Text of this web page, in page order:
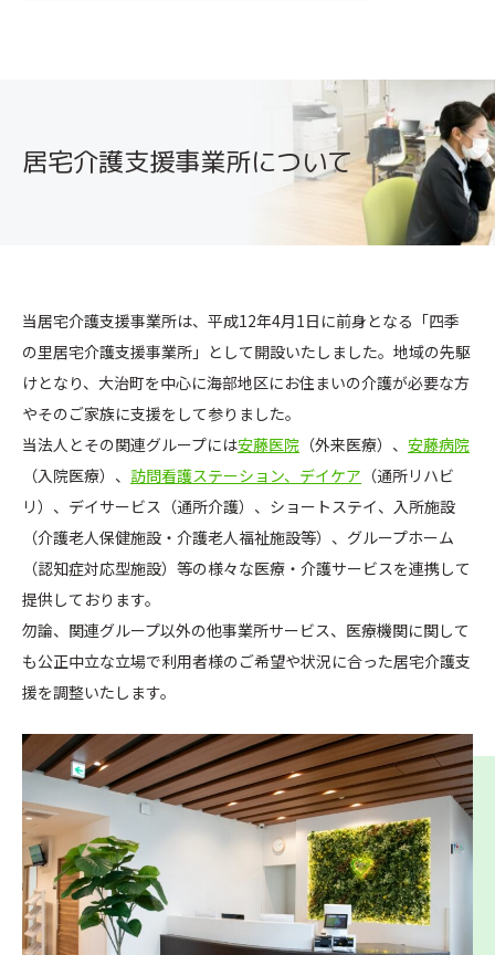
居宅介護支援事業所について
当居宅介護支援事業所は、平成12年4月1日に前身となる「四季
の里居宅介護支援事業所」として開設いたしました。地域の先駆
けとなり、大治町を中心に海部地区にお住まいの介護が必要な方
やそのご家族に支援をして参りました。
当法人とその関連グループには安藤医院 （外来医療）、 安藤病院
（入院医療）、 訪問看護ステーション、デイケア （通所リハビ
リ）、デイサービス（通所介護）、ショートステイ、入所施設
（介護老人保健施設・介護老人福祉施設等）、グループホーム
（認知症対応型施設）等の様々な医療・介護サービスを連携して
提供しております。
勿論、関連グループ以外の他事業所サービス、医療機関に関して
も公正中立な立場で利用者様のご希望や状況に合った居宅介護支
援を調整いたします。